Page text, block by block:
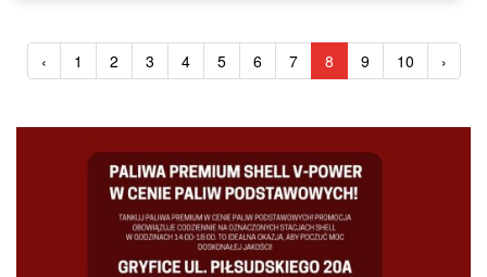
‹ 1 2 3 4 5 6 7 8 9 10 ›